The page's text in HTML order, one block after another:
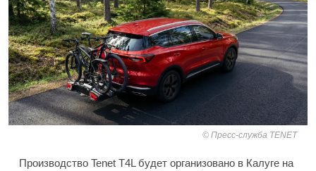
Пресс-служба TENET
Производство Tenet T4L будет организовано в Калуге на